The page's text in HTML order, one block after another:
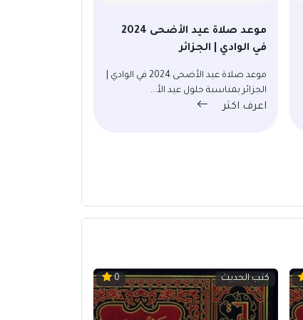
موعد صلاة عيد الأضحى 2024
في الوادي | الجزائر
موعد صلاة عيد الأضحى 2024 في الوادي |
الجزائر بمناسبة حلول عيد الأ...
اعرف اكثر
كتب الحديث 0